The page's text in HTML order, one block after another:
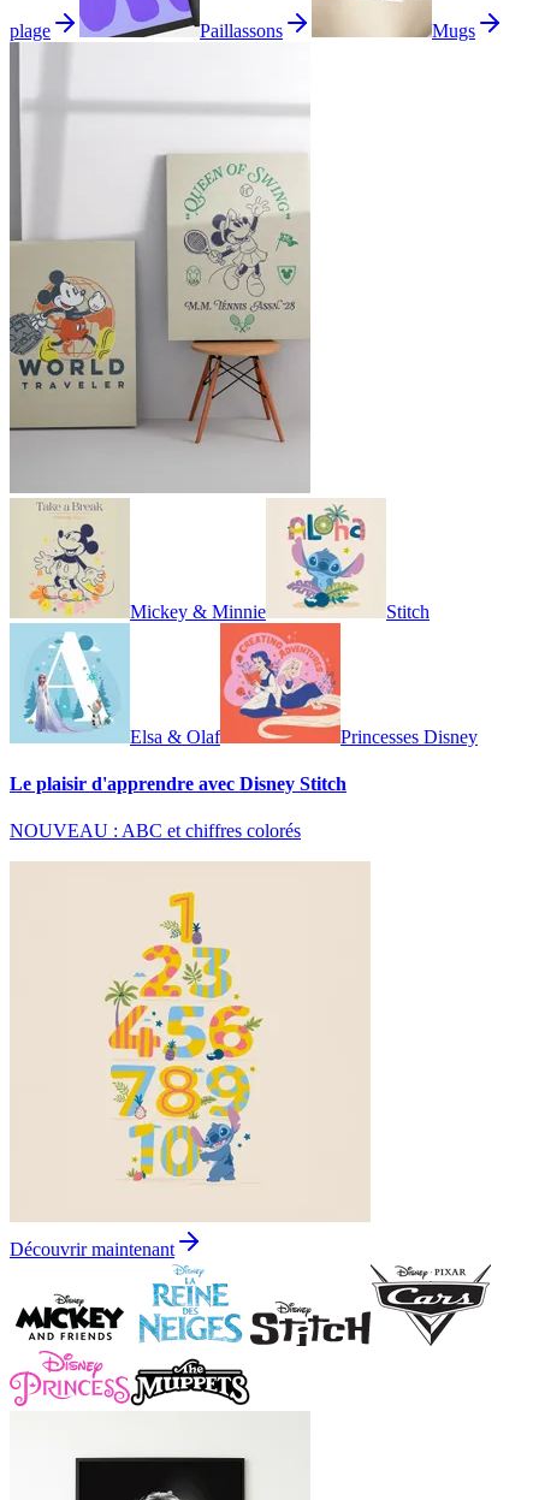
plage Paillassons Mugs
Mickey & Minnie Stitch
Elsa & Olaf Princesses Disney
Le plaisir d'apprendre avec Disney Stitch
NOUVEAU : ABC et chiffres colorés
Découvrir maintenant